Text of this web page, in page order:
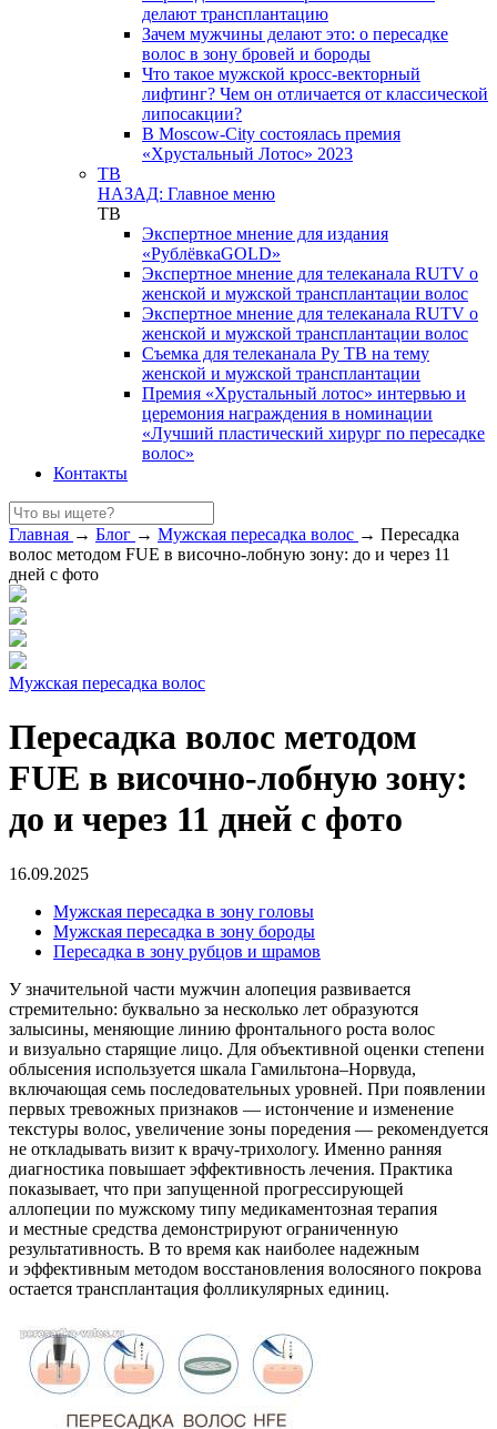
делают трансплантацию
Зачем мужчины делают это: о пересадке
волос в зону бровей и бороды
Что такое мужской кросс-векторный
лифтинг? Чем он отличается от классической
липосакции?
В Moscow-City состоялась премия
«Хрустальный Лотос» 2023
ТВ
НАЗАД: Главное меню
ТВ
Экспертное мнение для издания
«РублёвкаGOLD»
Экспертное мнение для телеканала RUTV о
женской и мужской трансплантации волос
Экспертное мнение для телеканала RUTV о
женской и мужской трансплантации волос
Съемка для телеканала Ру ТВ на тему
женской и мужской трансплантации
Премия «Хрустальный лотос» интервью и
церемония награждения в номинации
«Лучший пластический хирург по пересадке
волос»
Контакты
Главная → Блог → Мужская пересадка волос → Пересадка
волос методом FUE в височно-лобную зону: до и через 11
дней с фото
Мужская пересадка волос
Пересадка волос методом
FUE в височно-лобную зону:
до и через 11 дней с фото
16.09.2025
Мужская пересадка в зону головы
Мужская пересадка в зону бороды
Пересадка в зону рубцов и шрамов
У значительной части мужчин алопеция развивается
стремительно: буквально за несколько лет образуются
залысины, меняющие линию фронтального роста волос
и визуально старящие лицо. Для объективной оценки степени
облысения используется шкала Гамильтона–Норвуда,
включающая семь последовательных уровней. При появлении
первых тревожных признаков — истончение и изменение
текстуры волос, увеличение зоны поредения — рекомендуется
не откладывать визит к врачу-трихологу. Именно ранняя
диагностика повышает эффективность лечения. Практика
показывает, что при запущенной прогрессирующей
аллопеции по мужскому типу медикаментозная терапия
и местные средства демонстрируют ограниченную
результативность. В то время как наиболее надежным
и эффективным методом восстановления волосяного покрова
остается трансплантация фолликулярных единиц.